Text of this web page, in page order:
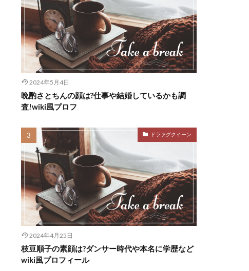
2024年5月4日
晩酌さとちんの顔は?仕事や結婚しているかも調
査!wiki風プロフ
ドラァグクイーン
2024年4月25日
枝豆順子の素顔は?ダンサー時代や本名に学歴など
wiki風プロフィール